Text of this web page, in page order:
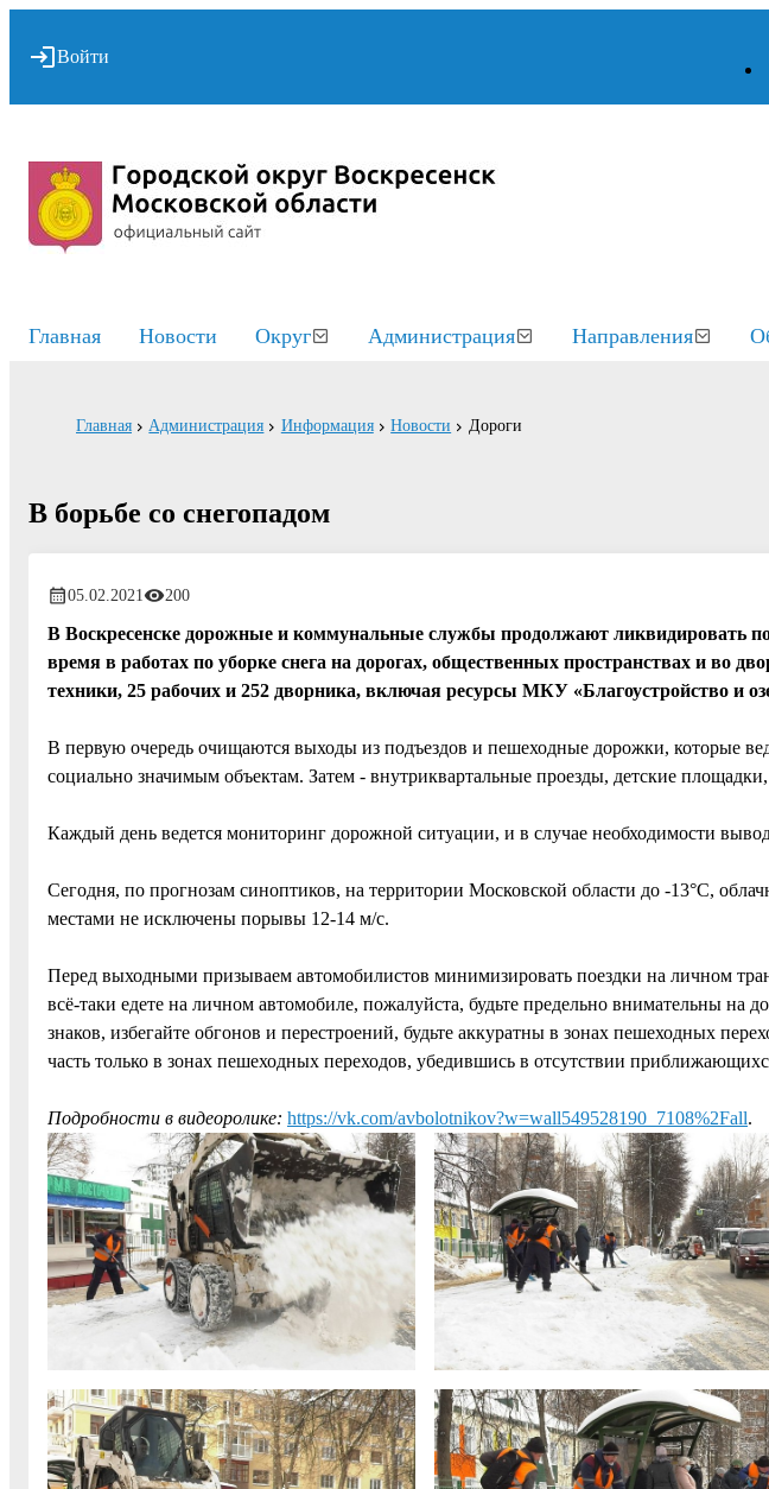
Войти
Главная Новости Округ Администрация Направления
Главная Администрация Информация Новости Дороги
В борьбе со снегопадом
05.02.2021 200
В Воскресенске дорожные и коммунальные службы продолжают ликвидировать
время в работах по уборке снега на дорогах, общественных пространствах и во
техники, 25 рабочих и 252 дворника, включая ресурсы МКУ «Благоустройство и
В первую очередь очищаются выходы из подъездов и пешеходные дорожки, которые
социально значимым объектам. Затем - внутриквартальные проезды, детские
Каждый день ведется мониторинг дорожной ситуации, и в случае необходимости
Сегодня, по прогнозам синоптиков, на территории Московской области до -13°С,
местами не исключены порывы 12-14 м/с.
Перед выходными призываем автомобилистов минимизировать поездки на личном
всё-таки едете на личном автомобиле, пожалуйста, будьте предельно внимательны на
знаков, избегайте обгонов и перестроений, будьте аккуратны в зонах пешеходных
часть только в зонах пешеходных переходов, убедившись в отсутствии
Подробности в видеоролике: https://vk.com/avbolotnikov?w=wall549528190_7108%2Fall.